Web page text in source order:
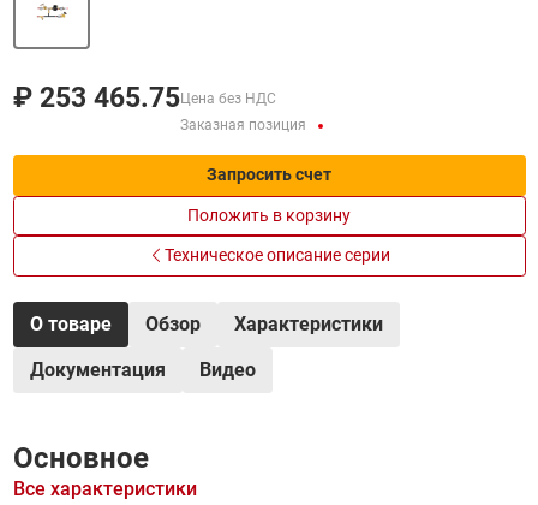
₽ 253 465.75Цена без НДС
Заказная позиция
Запросить счет
Положить в корзину
Техническое описание серии
О товаре Обзор
Характеристики
Документация
Видео
Основное
Все характеристики